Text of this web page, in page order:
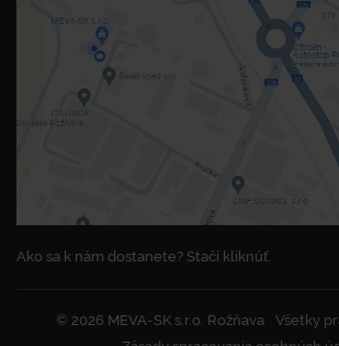
Ako sa k nám dostanete? Stačí kliknúť.
© 2026 MEVA-SK s.r.o. Rožňava
Všetky